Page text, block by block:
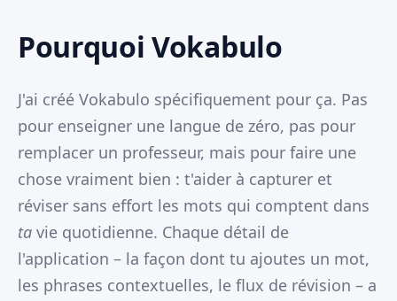
Pourquoi Vokabulo
J'ai créé Vokabulo spécifiquement pour ça. Pas
pour enseigner une langue de zéro, pas pour
remplacer un professeur, mais pour faire une
chose vraiment bien : t'aider à capturer et
réviser sans effort les mots qui comptent dans
ta vie quotidienne. Chaque détail de
l'application – la façon dont tu ajoutes un mot,
les phrases contextuelles, le flux de révision – a